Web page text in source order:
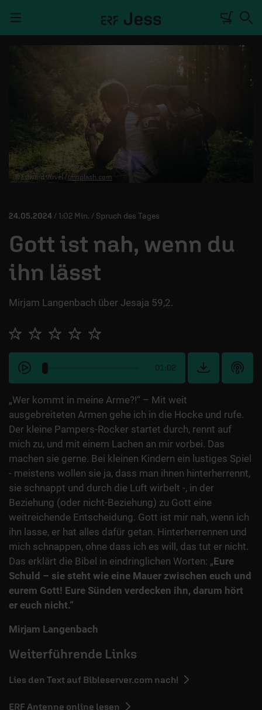
RADIO
DEINE APP
MITMACHEN
ÜBER UNS
© Edward Virvel / unsplash.com
24.05.2024 / 1:02 Min. / Spruch des Tages
Gott ist nah, wenn du
ihn lässt
Mirjam Langenbach über Jesaja 59,2.
01:02
„Wer kommt in meine Arme?!“ – Mit weit
ausgebreiteten Armen gehe ich in die Hocke und rufe.
Der kleine Pampers-Rocker startet durch, rennt auf
mich zu, und mit einem Lachen an mir vorbei. Das
machen sie gerne. Bei kleinen Kindern ein lustiges Spiel
- meistens wollen sie ja, dass man ihnen hinterherrennt,
sie schnappt und durch die Luft wirbelt -, in der
Beziehung (oder nicht-Beziehung) zu Gott eine
weitreichende Entscheidung. Gott ist mir nah, wenn ich
ihn lasse, er hat alles dafür getan. Hinterherrennen und
mich schnappen, ohne dass ich es will, das tut er nicht.
Das erklärt die Bibel in eindringlichen Worten: „Eure
Schuld – sie steht wie eine Mauer zwischen euch und
eurem Gott! Eure Sünden verdecken ihn, darum hört
er euch nicht.“
Mirjam Langenbach
Weiterführende Links
Lies den Text auf Bibleserver.com nach!
ERF Antenne online lesen